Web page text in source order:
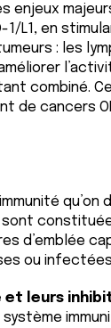
L1, en
: les
combiné.
de cancers
d’emblée
ou
et leurs